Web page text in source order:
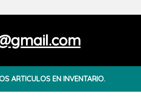
ARTICULOS EN INVENTARIO.